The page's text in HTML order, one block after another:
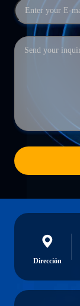
Dirección